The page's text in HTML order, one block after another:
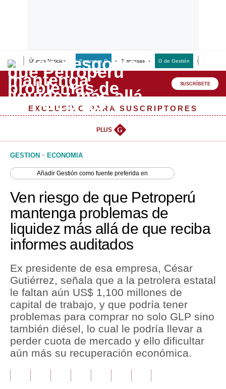
Últimas Noticias Empresas G Empresas G de Gestión
Lo último
Peru Quiosco
Management & Empleo
Perú
Política
Tu Dinero
Finanzas Personales
Inmobiliarias
Plus G
Opinión
Editorial
SUSCRÍBETE
EXCLUSIVO PARA SUSCRIPTORES
PLUS G
GESTION > ECONOMIA
AñadirGestión como fuente preferida en
Ven riesgo de que Petroperú
mantenga problemas de
liquidez más allá de que reciba
informes auditados
Ex presidente de esa empresa, César
Gutiérrez, señala que a la petrolera estatal
le faltan aún US$ 1,100 millones de
capital de trabajo, y que podría tener
problemas para comprar no solo GLP sino
también diésel, lo cual le podría llevar a
perder cuota de mercado y ello dificultar
aún más su recuperación económica.